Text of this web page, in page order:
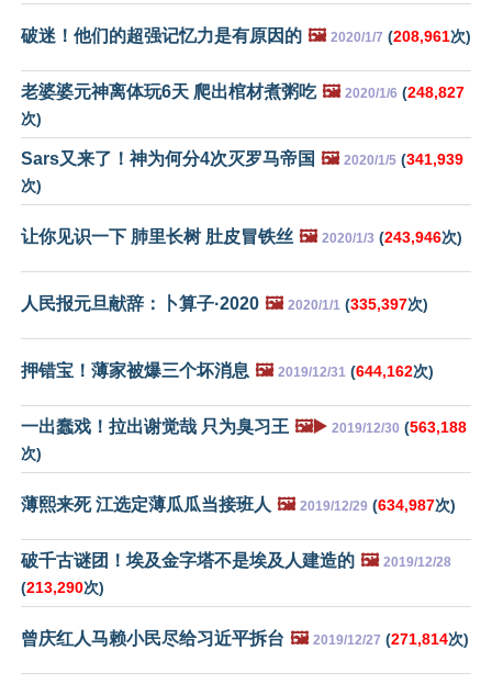
破迷！他们的超强记忆力是有原因的 🖼️ 2020/1/7 (208,961次)
老婆婆元神离体玩6天 爬出棺材煮粥吃 🖼️ 2020/1/6 (248,827
次)
Sars又来了！神为何分4次灭罗马帝国 🖼️ 2020/1/5 (341,939
次)
让你见识一下 肺里长树 肚皮冒铁丝 🖼️ 2020/1/3 (243,946次)
人民报元旦献辞：卜算子·2020 🖼️ 2020/1/1 (335,397次)
押错宝！薄家被爆三个坏消息 🖼️ 2019/12/31 (644,162次)
一出蠢戏！拉出谢觉哉 只为臭习王 🖼️▶️ 2019/12/30 (563,188
次)
薄熙来死 江选定薄瓜瓜当接班人 🖼️ 2019/12/29 (634,987次)
破千古谜团！埃及金字塔不是埃及人建造的 🖼️ 2019/12/28
(213,290次)
曾庆红人马赖小民尽给习近平拆台 🖼️ 2019/12/27 (271,814次)